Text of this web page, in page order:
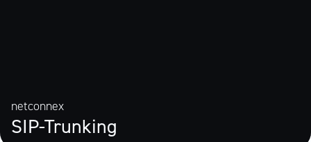
netconnex
SIP-Trunking